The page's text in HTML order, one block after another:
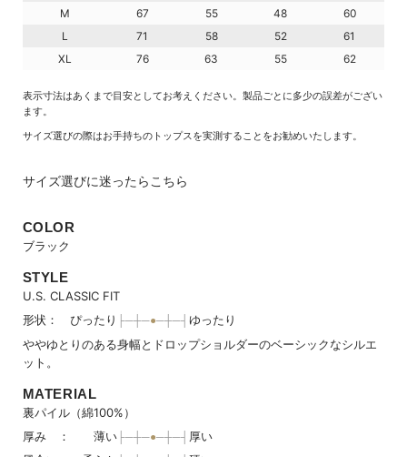
M
67 55 48
60
L
71 58 52
61
XL
76 63 55 62
表示寸法はあくまで目安としてお考えください。製品ごとに多少の誤差がござい
ます。
サイズ選びの際はお手持ちのトップスを実測することをお勧めいたします。
サイズ選びに迷ったらこちら
COLOR
ブラック
STYLE
U.S. CLASSIC FIT
形状： ぴったり ゆったり
ややゆとりのある身幅とドロップショルダーのベーシックなシルエ
ット。
MATERIAL
裏パイル（綿100%）
厚み ： 薄い
厚い